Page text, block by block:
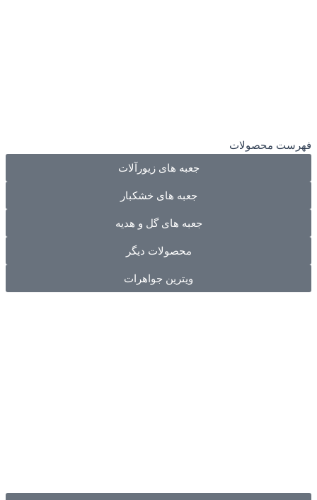
فهرست محصولات
جعبه های زیورآلات
جعبه های خشکبار
جعبه های گل و هدیه
محصولات دیگر
ویترین جواهرات